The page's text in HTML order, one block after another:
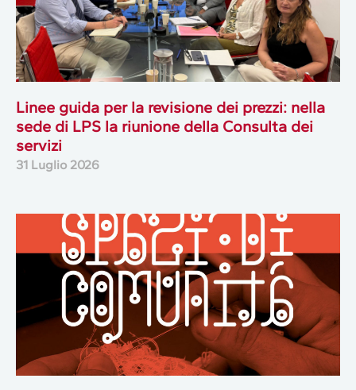
Linee guida per la revisione dei prezzi: nella
sede di LPS la riunione della Consulta dei
servizi
31 Luglio 2026